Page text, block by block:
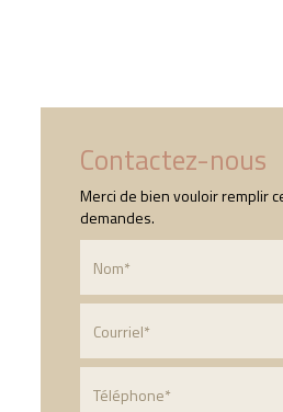
Contactez-nous
Merci de bien vouloir remplir
demandes.